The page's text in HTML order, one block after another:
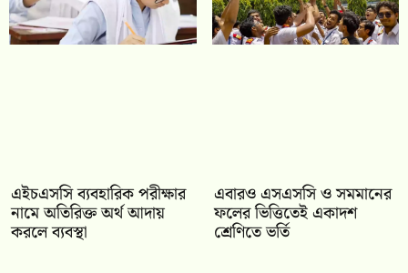
এইচএসসি ব্যবহারিক পরীক্ষার
নামে অতিরিক্ত অর্থ আদায়
করলে ব্যবস্থা
‎এবারও এসএসসি ও সমমানের
ফলের ভিত্তিতেই একাদশ
শ্রেণিতে ভর্তি